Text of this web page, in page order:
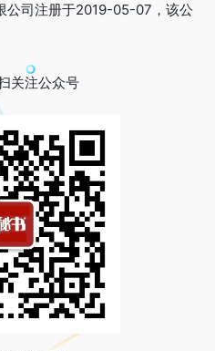
公司注册于2019-05-07，该公
关注公众号